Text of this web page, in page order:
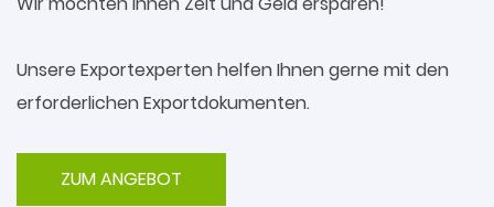
Unsere Exportexperten helfen Ihnen gerne mit den
erforderlichen Exportdokumenten.